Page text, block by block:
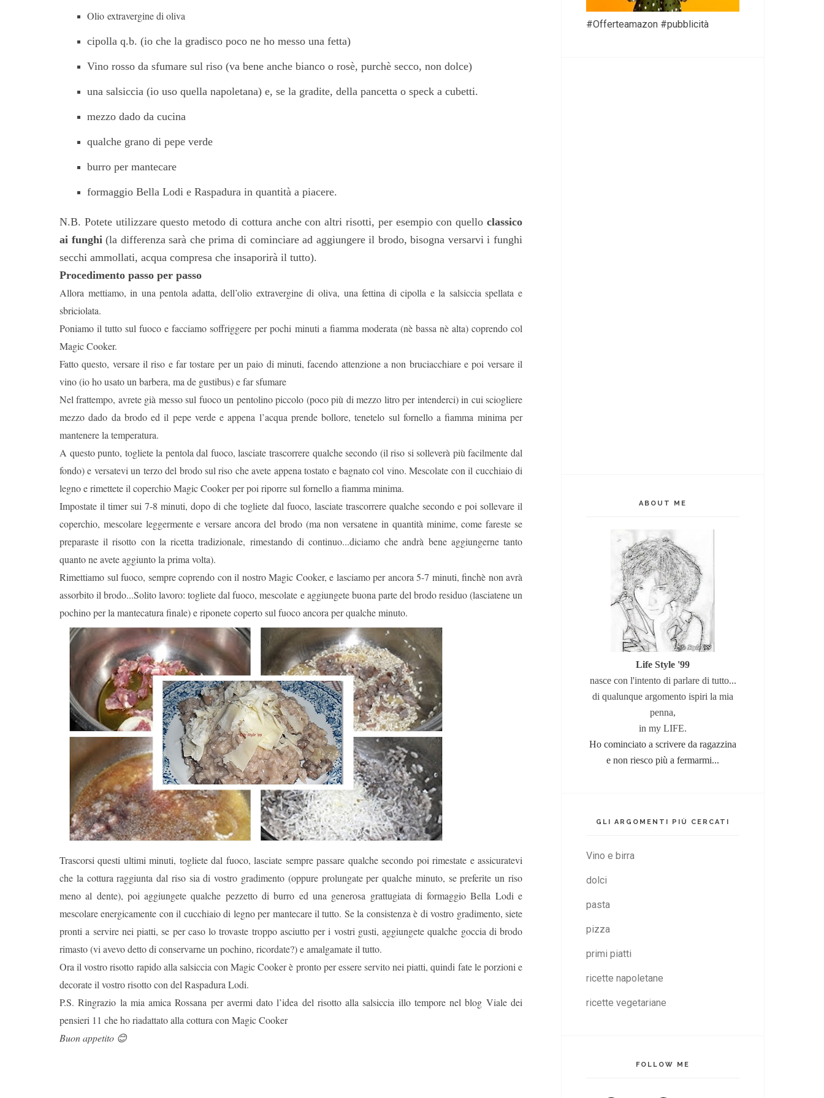
Olio extravergine di oliva
cipolla q.b. (io che la gradisco poco ne ho messo una fetta)
Vino rosso da sfumare sul riso (va bene anche bianco o rosè, purchè secco, non dolce)
una salsiccia (io uso quella napoletana) e, se la gradite, della pancetta o speck a cubetti.
mezzo dado da cucina
qualche grano di pepe verde
burro per mantecare
formaggio Bella Lodi e Raspadura in quantità a piacere.
N.B. Potete utilizzare questo metodo di cottura anche con altri risotti, per esempio con quello classico
ai funghi(la differenza sarà che prima di cominciare ad aggiungere il brodo, bisogna versarvi i funghi
secchi ammollati, acqua compresa che insaporirà il tutto).
Procedimento passo per passo
Allora mettiamo, in una pentola adatta, dell’olio extravergine di oliva, una fettina di cipolla e la salsiccia spellata e
sbriciolata.
Poniamo il tutto sul fuoco e facciamo soffriggere per pochi minuti a fiamma moderata (nè bassa nè alta) coprendo col
Magic Cooker.
Fatto questo, versare il riso e far tostare per un paio di minuti, facendo attenzione a non bruciacchiare e poi versare il
vino (io ho usato un barbera, ma de gustibus) e far sfumare
Nel frattempo, avrete già messo sul fuoco un pentolino piccolo (poco più di mezzo litro per intenderci) in cui sciogliere
mezzo dado da brodo ed il pepe verde e appena l’acqua prende bollore, tenetelo sul fornello a fiamma minima per
mantenere la temperatura.
A questo punto, togliete la pentola dal fuoco, lasciate trascorrere qualche secondo (il riso si solleverà più facilmente dal
fondo) e versatevi un terzo del brodo sul riso che avete appena tostato e bagnato col vino. Mescolate con il cucchiaio di
legno e rimettete il coperchio Magic Cooker per poi riporre sul fornello a fiamma minima.
Impostate il timer sui 7-8 minuti, dopo di che togliete dal fuoco, lasciate trascorrere qualche secondo e poi sollevare il
coperchio, mescolare leggermente e versare ancora del brodo (ma non versatene in quantità minime, come fareste se
preparaste il risotto con la ricetta tradizionale, rimestando di continuo...diciamo che andrà bene aggiungerne tanto
quanto ne avete aggiunto la prima volta).
Rimettiamo sul fuoco, sempre coprendo con il nostro Magic Cooker, e lasciamo per ancora 5-7 minuti, finchè non avrà
assorbito il brodo...Solito lavoro: togliete dal fuoco, mescolate e aggiungete buona parte del brodo residuo (lasciatene un
pochino per la mantecatura finale) e riponete coperto sul fuoco ancora per qualche minuto.
Trascorsi questi ultimi minuti, togliete dal fuoco, lasciate sempre passare qualche secondo poi rimestate e assicuratevi
che la cottura raggiunta dal riso sia di vostro gradimento (oppure prolungate per qualche minuto, se preferite un riso
meno al dente), poi aggiungete qualche pezzetto di burro ed una generosa grattugiata di formaggio Bella Lodi e
mescolare energicamente con il cucchiaio di legno per mantecare il tutto. Se la consistenza è di vostro gradimento, siete
pronti a servire nei piatti, se per caso lo trovaste troppo asciutto per i vostri gusti, aggiungete qualche goccia di brodo
rimasto (vi avevo detto di conservarne un pochino, ricordate?) e amalgamate il tutto.
Ora il vostro risotto rapido alla salsiccia con Magic Cooker è pronto per essere servito nei piatti, quindi fate le porzioni e
decorate il vostro risotto con del Raspadura Lodi.
P.S. Ringrazio la mia amica Rossana per avermi dato l’idea del risotto alla salsiccia illo tempore nel blog Viale dei
pensieri 11 che ho riadattato alla cottura con Magic Cooker
Buon appetito 😊
#Offerteamazon #pubblicità
ABOUT ME
Life Style '99
nasce con l'intento di parlare di tutto...
di qualunque argomento ispiri la mia
penna,
in my LIFE.
Ho cominciato a scrivere da ragazzina
e non riesco più a fermarmi...
GLI ARGOMENTI PIÙ CERCATI
Vino e birra
dolci
pasta
pizza
primi piatti
ricette napoletane
ricette vegetariane
FOLLOW ME